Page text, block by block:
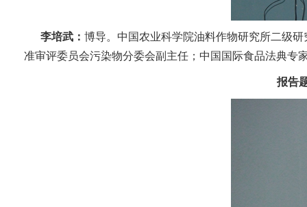
李培武： 博导。中国农业科学院油料作物研究所二级
准审评委员会污染物分委会副主任；中国国际食品法典专
报告